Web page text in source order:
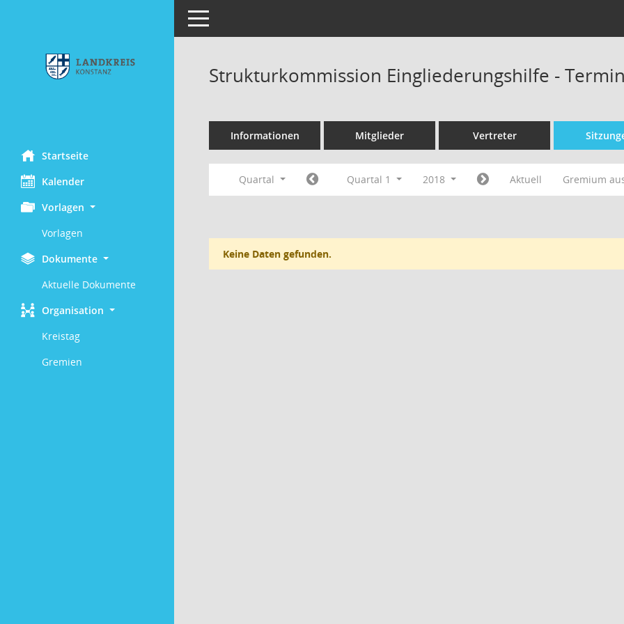
Startseite
Kalender
Vorlagen
Vorlagen
Dokumente
Aktuelle Dokumente
Organisation
Kreistag
Gremien
Toggle navigation
Strukturkommission Eingliederungshilfe -
Informationen Mitglieder Vertreter
Quartal Quartal 1 2018 Aktuell Gremium
Keine Daten gefunden.